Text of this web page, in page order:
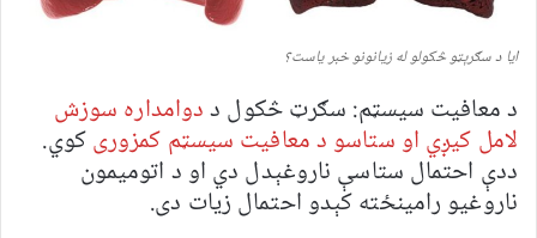
ایا د سګرېټو څکولو له زیانونو خبر یاست؟
د معافیت سیسټم: سګرټ څکول ددوامداره سوزش
لامل کیږي او ستاسو د معافیت سیسټم کمزوریکوي.
ددې احتمال ستاسې ناروغېدل دي او د اتومیمون
ناروغیو رامینځته کېدو احتمال زیات دی.